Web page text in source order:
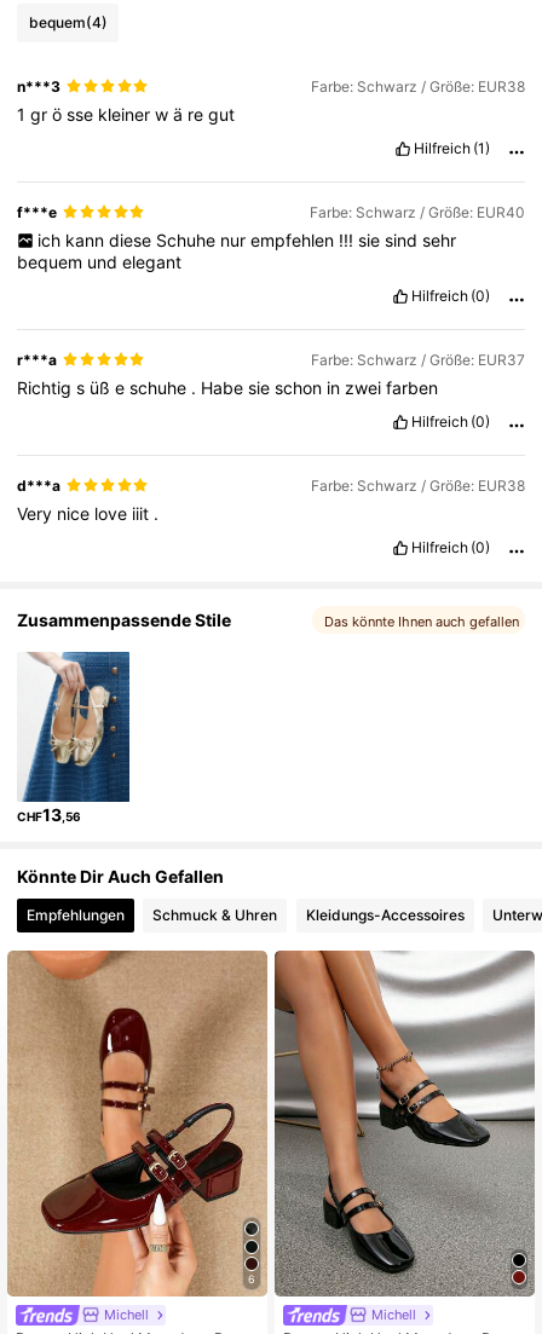
4,85 808K Follower
bequem(4)
n***3 Farbe: Schwarz / Größe: EUR38
1grösse kleinerwä regut
Hilfreich (1)
f***e Farbe: Schwarz / Größe: EUR40
ich kann diese Schuhe nur empfehlen !!! sie sind sehr
bequem undelegant
Hilfreich (0)
r***a Farbe: Schwarz / Größe: EUR37
Richtigs üßeschuhe . Habesieschon in zweifarben
Hilfreich (0)
d***a Farbe: Schwarz / Größe: EUR38
Very nice love iiit .
Hilfreich (0)
Zusammenpassende Stile Das könnte Ihnen auch gefallen
CHF13 ,56
Könnte Dir Auch Gefallen
Empfehlungen Schmuck & Uhren Kleidungs-Accessoires
6
Michell Michell